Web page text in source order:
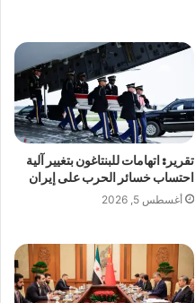
تقرير: اتهامات للبنتاغون بتغيير آلية
احتساب خسائر الحرب على إيران
أغسطس 5, 2026